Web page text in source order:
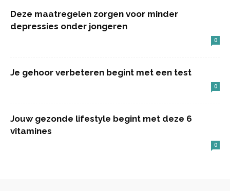
Deze maatregelen zorgen voor minder
depressies onder jongeren
0
Je gehoor verbeteren begint met een test
0
Jouw gezonde lifestyle begint met deze 6
vitamines
0